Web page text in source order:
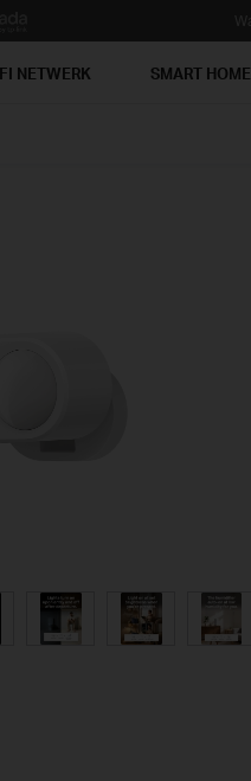
NETWERK SMART HOME